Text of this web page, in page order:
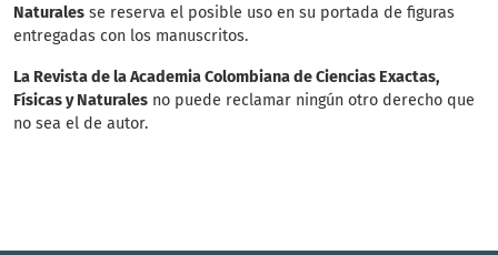
Naturales se reserva el posible uso en su portada de figuras
entregadas con los manuscritos.
La Revista de la Academia Colombiana de Ciencias Exactas,
Físicas y Naturales no puede reclamar ningún otro derecho que
no sea el de autor.